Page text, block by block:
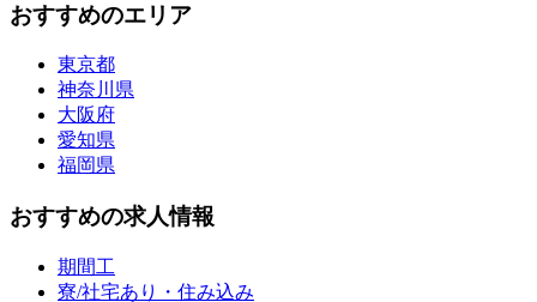
おすすめのエリア
東京都
神奈川県
大阪府
愛知県
福岡県
おすすめの求人情報
期間工
寮/社宅あり・住み込み